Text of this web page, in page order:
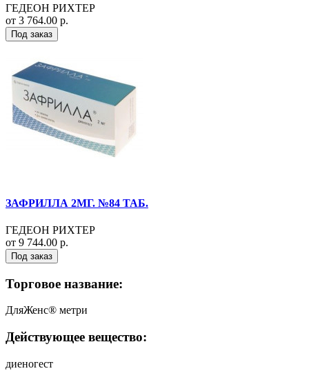
ГЕДЕОН РИХТЕР
от 3 764.00 р.
Под заказ
ЗАФРИЛЛА 2МГ. №84 ТАБ.
ГЕДЕОН РИХТЕР
от 9 744.00 р.
Под заказ
Торговое название:
ДляЖенс® метри
Действующее вещество:
диеногест